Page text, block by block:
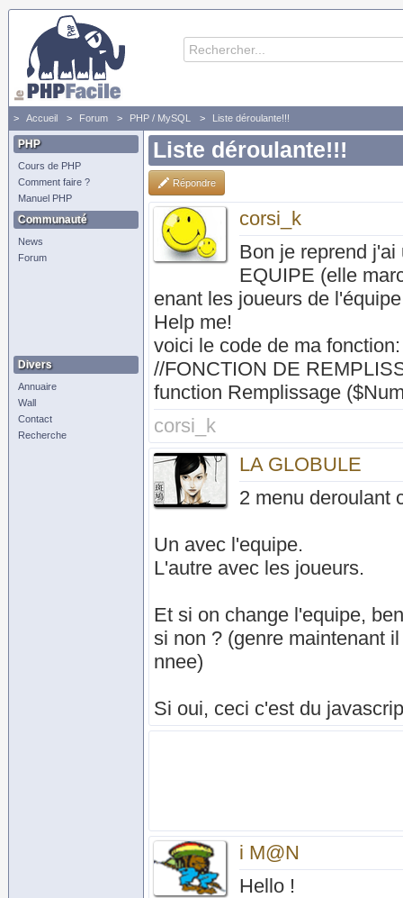
Accueil Forum PHP / MySQL Liste déroulante!!!
PHP
Cours de PHP
Comment faire ?
Manuel PHP
Communauté
News
Forum
Divers
Annuaire
Wall
Contact
Recherche
Liste déroulante!!!
Répondre
corsi_k
Bon je reprend
EQUIPE (elle
enant les joueurs de
Help me!
voici le code de ma fonction:
//FONCTION DE
function Remplissage
corsi_k
LA GLOBULE
2 menu deroulant
Un avec l'equipe.
L'autre avec les joueurs.
Et si on change l'equipe,
si non ? (genre maintenant
nnee)
Si oui, ceci c'est du
i M@N
Hello !